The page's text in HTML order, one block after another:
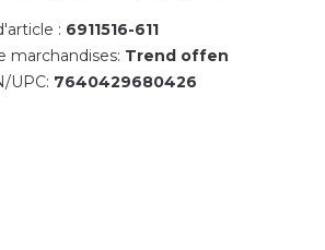
: 6911516-611
marchandises: Trend offen
UPC: 7640429680426